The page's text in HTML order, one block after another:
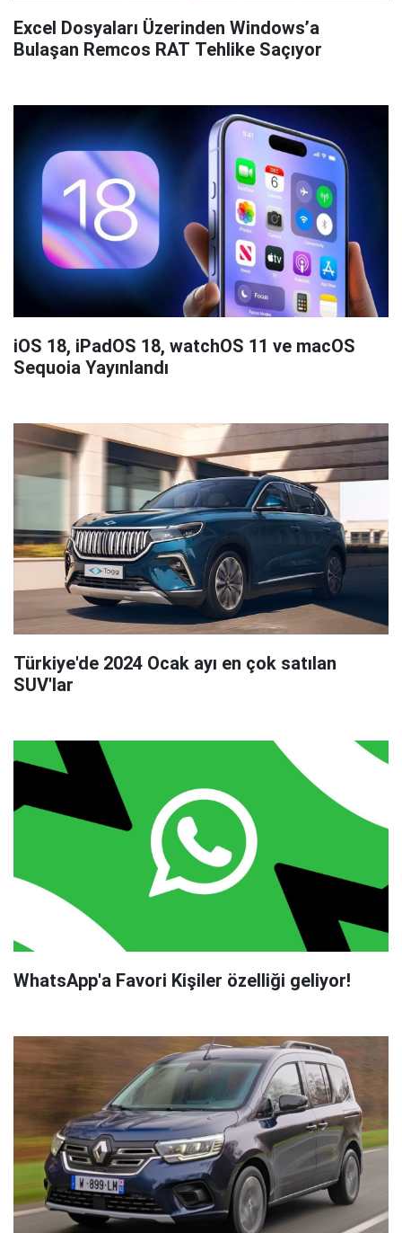
Excel Dosyaları Üzerinden Windows’a
Bulaşan Remcos RAT Tehlike Saçıyor
iOS 18, iPadOS 18, watchOS 11 ve macOS
Sequoia Yayınlandı
Türkiye'de 2024 Ocak ayı en çok satılan
SUV'lar
WhatsApp'a Favori Kişiler özelliği geliyor!